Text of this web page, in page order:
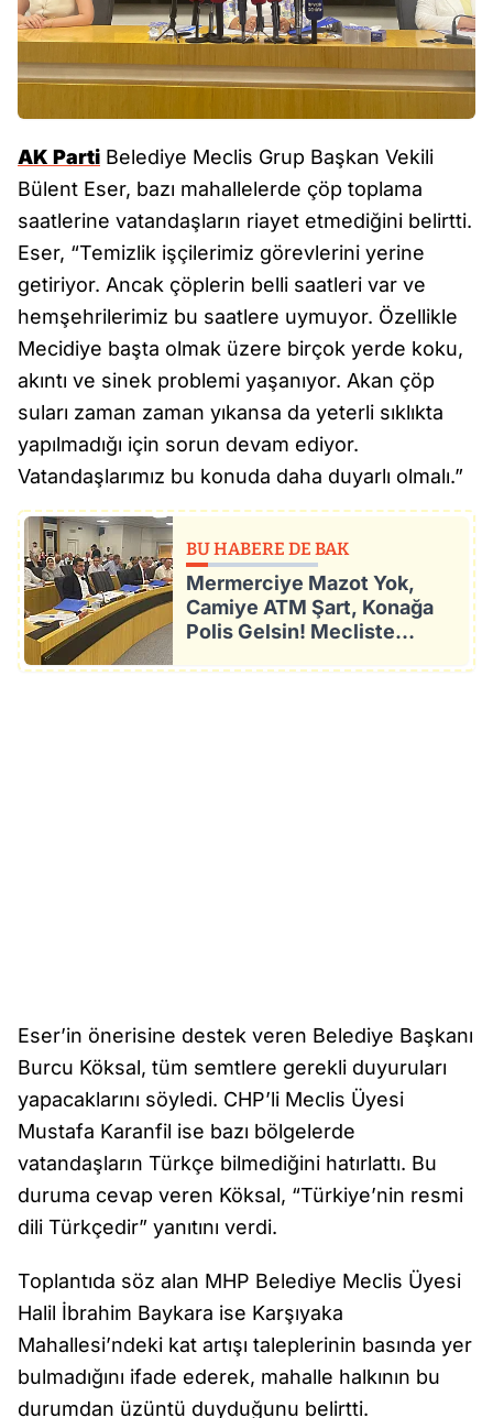
AK Parti Belediye Meclis Grup Başkan Vekili
Bülent Eser, bazı mahallelerde çöp toplama
saatlerine vatandaşların riayet etmediğini belirtti.
Eser, “Temizlik işçilerimiz görevlerini yerine
getiriyor. Ancak çöplerin belli saatleri var ve
hemşehrilerimiz bu saatlere uymuyor. Özellikle
Mecidiye başta olmak üzere birçok yerde koku,
akıntı ve sinek problemi yaşanıyor. Akan çöp
suları zaman zaman yıkansa da yeterli sıklıkta
yapılmadığı için sorun devam ediyor.
Vatandaşlarımız bu konuda daha duyarlı olmalı.”
BU HABERE DE BAK
Mermerciye Mazot Yok,
Camiye ATM Şart, Konağa
Polis Gelsin! Mecliste
Eser’in önerisine destek veren Belediye Başkanı
Burcu Köksal, tüm semtlere gerekli duyuruları
yapacaklarını söyledi. CHP’li Meclis Üyesi
Mustafa Karanfil ise bazı bölgelerde
vatandaşların Türkçe bilmediğini hatırlattı. Bu
duruma cevap veren Köksal, “Türkiye’nin resmi
dili Türkçedir” yanıtını verdi.
Toplantıda söz alan MHP Belediye Meclis Üyesi
Halil İbrahim Baykara ise Karşıyaka
Mahallesi’ndeki kat artışı taleplerinin basında yer
bulmadığını ifade ederek, mahalle halkının bu
durumdan üzüntü duyduğunu belirtti.